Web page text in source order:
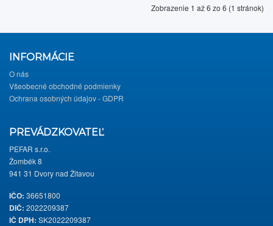
Zobrazenie 1 až 6 zo 6 (1 stránok)
INFORMÁCIE
O nás
Všeobecné obchodné podmienky
Ochrana osobných údajov - GDPR
PREVÁDZKOVATEĽ
PEFAR s.r.o.
Žombék 8
941 31 Dvory nad Žitavou
IČO: 36651800
DIČ: 2022209387
IČ DPH: SK2022209387